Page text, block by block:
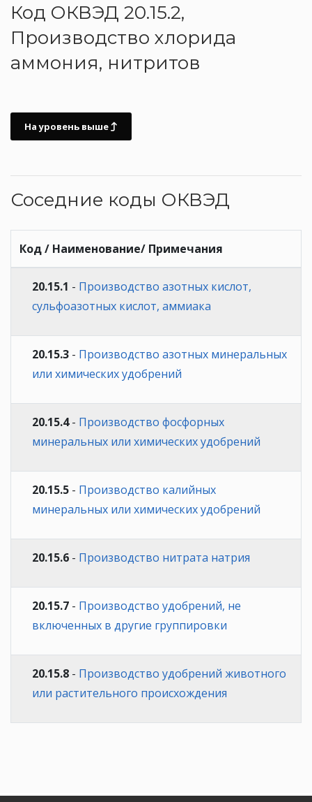
Код ОКВЭД 20.15.2,
Производство хлорида
аммония, нитритов
На уровень выше
Соседние коды ОКВЭД
Код / Наименование/ Примечания
20.15.1 - Производство азотных кислот,
сульфоазотных кислот, аммиака
20.15.3 - Производство азотных минеральных
или химических удобрений
20.15.4- Производство фосфорных
минеральных или химических удобрений
20.15.5 - Производство калийных
минеральных или химических удобрений
20.15.6 - Производство нитрата натрия
20.15.7 - Производство удобрений, не
включенных в другие группировки
20.15.8 - Производство удобрений животного
или растительного происхождения